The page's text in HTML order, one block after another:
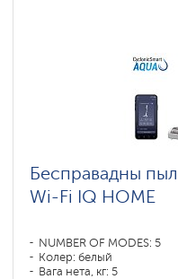
Бесправадны
Wi-Fi IQ HOME
NUMBER OF MODES: 5
Колер: белый
Вага нета, кг: 5